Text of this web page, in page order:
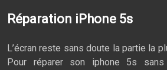
Réparation iPhone 5s
L’écran reste sans doute la partie la
Pour réparer son iphone 5s sans